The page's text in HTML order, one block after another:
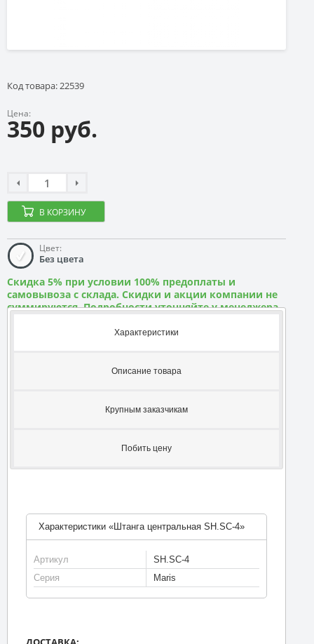
Код товара: 22539
Цена:
350 руб.
В КОРЗИНУ
Цвет:
Без цвета
Скидка 5% при условии 100% предоплаты и
самовывоза с склада. Скидки и акции компании не
суммируются. Подробности уточняйте у менеджера
Характеристики
Описание товара
Крупным заказчикам
Побить цену
Характеристики «Штанга центральная SH.SC-4»
Артикул
SH.SC-4
Серия
Maris